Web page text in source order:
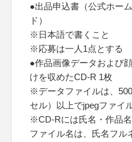
●出品申込書（公式ホー
ド）
※日本語で書くこと
※応募は一人1点とする
●作品画像データおよび
けを収めたCD-R 1枚
※データファイルは、
セル）以上でjpegファイ
※CD-Rには氏名・作品
ファイル名は、氏名フル